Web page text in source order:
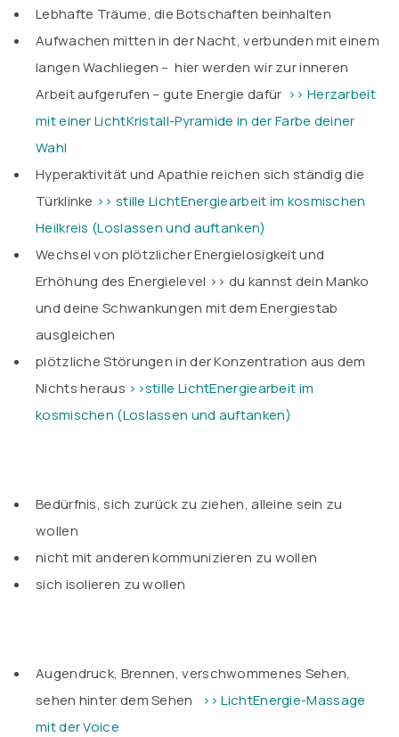
Lebhafte Träume, die Botschaften beinhalten
Aufwachen mitten in der Nacht, verbunden mit einem
langen Wachliegen – hier werden wir zur inneren
Arbeit aufgerufen – gute Energie dafür >> Herzarbeit
mit einer LichtKristall-Pyramide in der Farbe deiner
Wahl
Hyperaktivität und Apathie reichen sich ständig die
Türklinke >> stille LichtEnergiearbeit im kosmischen
Heilkreis (Loslassen und auftanken)
Wechsel von plötzlicher Energielosigkeit und
Erhöhung des Energielevel >> du kannst dein Manko
und deine Schwankungen mit dem Energiestab
ausgleichen
plötzliche Störungen in der Konzentration aus dem
Nichts heraus >>stille LichtEnergiearbeit im
kosmischen (Loslassen und auftanken)
Bedürfnis, sich zurück zu ziehen, alleine sein zu
wollen
nicht mit anderen kommunizieren zu wollen
sich isolieren zu wollen
Augendruck, Brennen, verschwommenes Sehen,
sehen hinter dem Sehen
>> LichtEnergie-Massage
mit der Voice